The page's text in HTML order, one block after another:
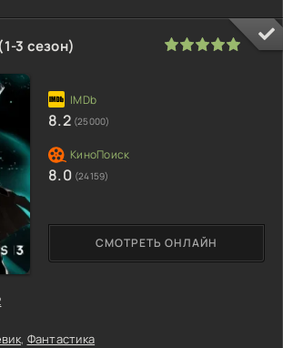
3 сезон)
, Фантастика
СМОТРЕТЬ ОНЛАЙН
8.2 (25000)
8.0 (24159)